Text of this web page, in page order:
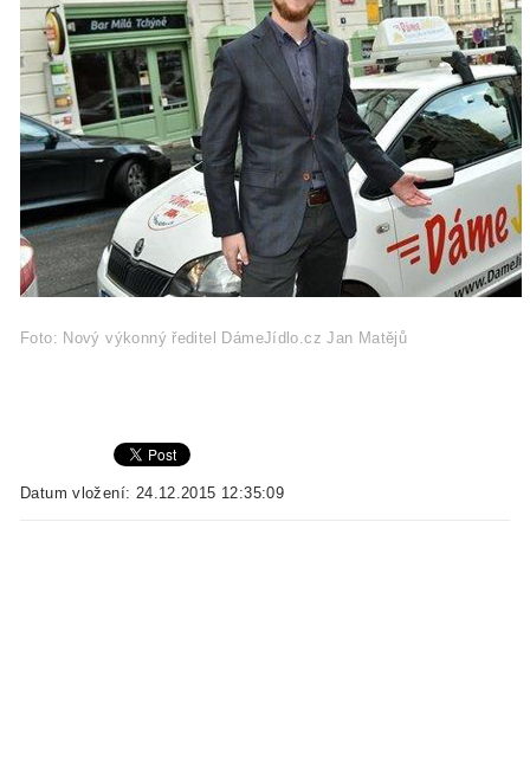
Foto: Nový výkonný ředitel DámeJídlo.cz Jan Matějů
Datum vložení: 24.12.2015 12:35:09